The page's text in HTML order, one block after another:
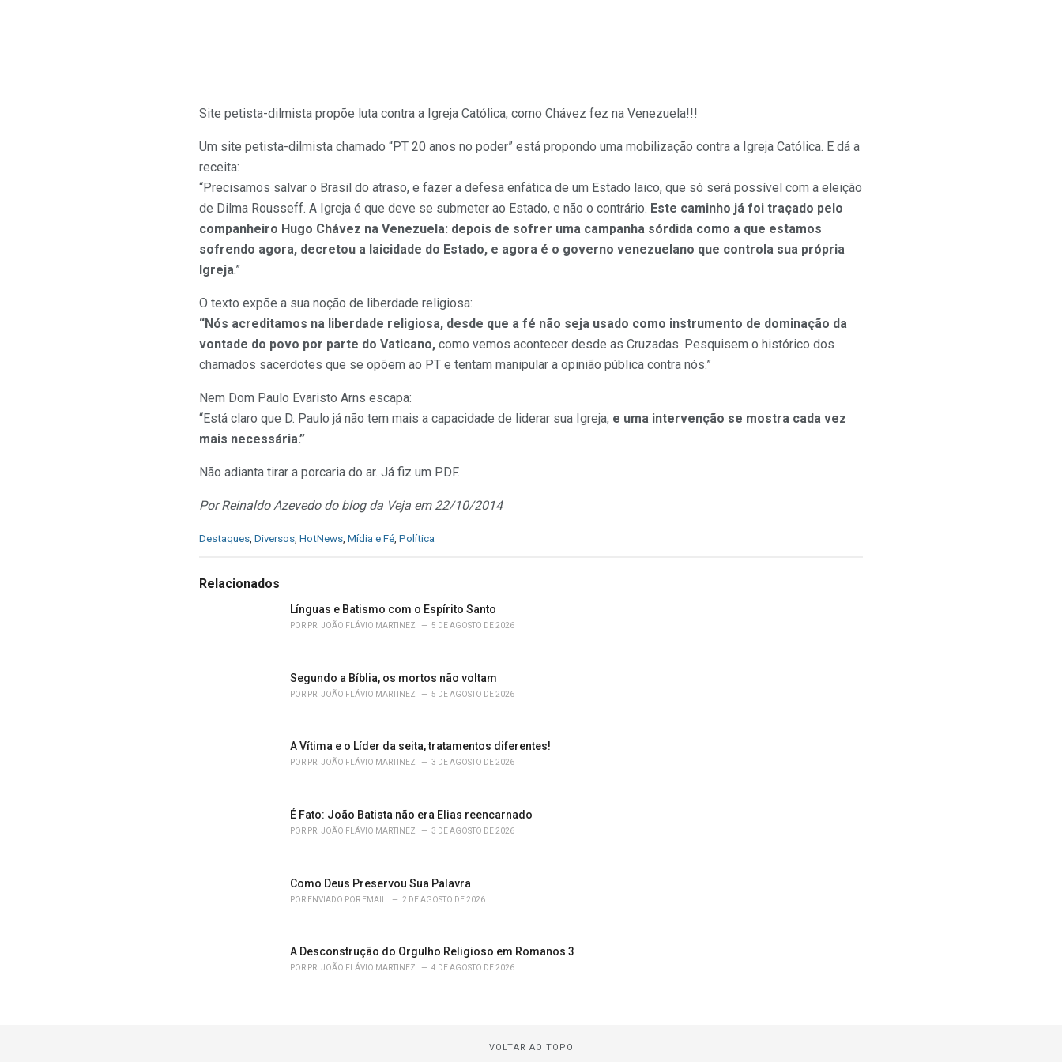
Site petista-dilmista propõe luta contra a Igreja Católica, como Chávez fez na Venezuela!!!
Um site petista-dilmista chamado “PT 20 anos no poder” está propondo uma mobilização contra a Igreja Católica. E dá a
receita:
“Precisamos salvar o Brasil do atraso, e fazer a defesa enfática de um Estado laico, que só será possível com a eleição
de Dilma Rousseff. A Igreja é que deve se submeter ao Estado, e não o contrário. Este caminho já foi traçado pelo
companheiro Hugo Chávez na Venezuela: depois de sofrer uma campanha sórdida como a que estamos
sofrendo agora, decretou a laicidade do Estado, e agora é o governo venezuelano que controla sua própria
Igreja.”
O texto expõe a sua noção de liberdade religiosa:
“Nós acreditamos na liberdade religiosa, desde que a fé não seja usado como instrumento de dominação da
vontade do povo por parte do Vaticano, como vemos acontecer desde as Cruzadas. Pesquisem o histórico dos
chamados sacerdotes que se opõem ao PT e tentam manipular a opinião pública contra nós.”
Nem Dom Paulo Evaristo Arns escapa:
“Está claro que D. Paulo já não tem mais a capacidade de liderar sua Igreja, e uma intervenção se mostra cada vez
mais necessária.”
Não adianta tirar a porcaria do ar. Já fiz um PDF.
Por Reinaldo Azevedo do blog da Veja em 22/10/2014
C
e
Destaques Diversos HotNews Mídia e Fé Política
Relacionados
Línguas e Batismo com o Espírito Santo
POR PR. JOÃO FLÁVIO MARTINEZ 5 DE AGOSTO DE 2026
Segundo a Bíblia, os mortos não voltam
POR PR. JOÃO FLÁVIO MARTINEZ 5 DE AGOSTO DE 2026
A Vítima e o Líder da seita, tratamentos diferentes!
POR PR. JOÃO FLÁVIO MARTINEZ 3 DE AGOSTO DE 2026
É Fato: João Batista não era Elias reencarnado
POR PR. JOÃO FLÁVIO MARTINEZ 3 DE AGOSTO DE 2026
Como Deus Preservou Sua Palavra
POR ENVIADO POR EMAIL 2 DE AGOSTO DE 2026
A Desconstrução do Orgulho Religioso em Romanos 3
POR PR. JOÃO FLÁVIO MARTINEZ 4 DE AGOSTO DE 2026
VOLTAR AO TOPO